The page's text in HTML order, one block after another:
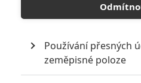
Používání přesných
zeměpisné poloze